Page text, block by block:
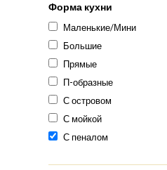
Форма кухни
Маленькие/Мини
Большие
Прямые
П-образные
С островом
С мойкой
С пеналом